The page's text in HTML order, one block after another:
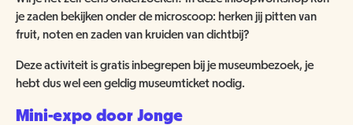
je zaden bekijken onder de microscoop: herken jij pitten van
fruit, noten en zaden van kruiden van dichtbij?
Deze activiteit is gratis inbegrepen bij je museumbezoek, je
hebt dus wel een geldig museumticket nodig.
Mini-expo door Jonge